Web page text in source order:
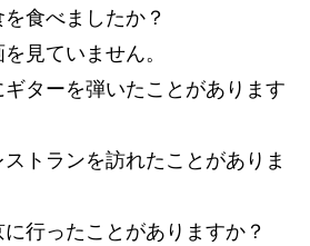
食べましたか？
見ていません。
ターを弾いたことがあります
トランを訪れたことがありま
行ったことがありますか？